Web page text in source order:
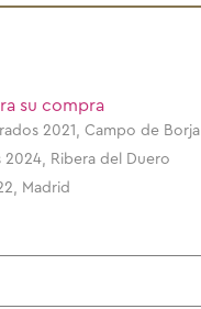
su compra
2021, Campo de Borja
2024, Ribera del Duero
Madrid